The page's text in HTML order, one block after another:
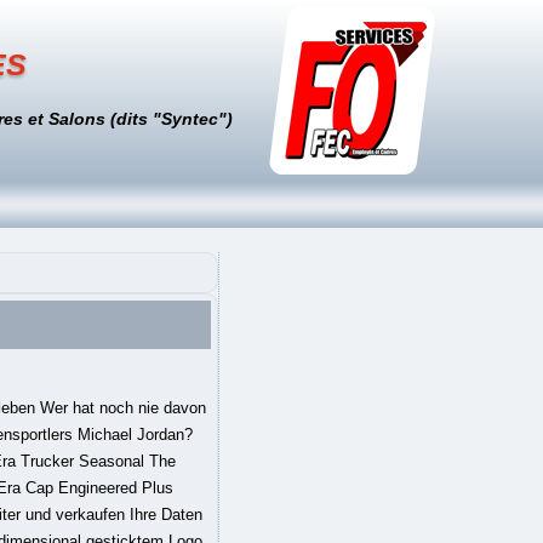
et Salons (dits "Syntec")
Size - Cap mit Stick.Johnny Urban Cap Herren & Damen Snapback Blau/Sand Dean Basecap aus Hochwertigem Ma...Nebelkind Snapback Cap Winkekatze Maneki-Neko Dollar Mintgrün Größenverstellbar Uni...New Era Trucker Mesh Cap im Bundle mit UD Bandana NY Yankees Red - 2833,New Era Cap Kappe Yankees mit UD Bandana 2771.Blackskies Snapback Cap Wildleder Camo Denim Schirm Flanell Unisex Premium Baseball...Aston Martin Red Bull Racing F1 Team Gear Cap Snapback 2018.JEEDA Baseballmütze Sport Hut Einstellbare Kappe Mütze Unisex Flat Brim Baseball Ca...CACUSS Herren Baumwolle Army Kappe Cadet Hat Military Flat Top Verstellbare Basebal...Snapback Caps Herren & Damen - Cap Berge, Mountain- Schwarzwald Cap, Black Forest C...Leoodo Herren Damen Military Army Stil Cap aus Baumwolle verstellbare Sonnen Kappe ...Um die Gesamtbewertung der Sterne und die prozentuale Aufschlüsselung nach Sternen zu berechnen, verwenden wir keinen einfachen Durchschnitt. Sie ist von guter qualität und sitzt wunderbar (vorausgesetzt man hat einen Kopfumfang von mind. Michael Jordan, Jerry Sloan und Scottie Pippen willkommen geheißen und so viele sportliche Leistungen erbracht, dass viele gerne ihr Logo tragen, um dem Team ihr Tribut zu zollen und zu zeigen, dass es im Bezug auf Sport und Stil nichts Besseres gibt als die Chicago Bulls. Man mehr direkt beim Auspacken das die Qualität eecht hochwertig ist, der Stoff ist auch recht dick. Wir verwenden Cookies und ähnliche Tools, um Ihr Einkaufserlebnis zu verbessern, um unsere Dienste anzubieten, um zu verstehen, wie die Kunden unsere Dienste nutzen, damit wir Verbesserungen vornehmen können, und um Werbung anzuzeigen. August 2019,Kein Prime Artikel und trotzdem schnelle Lieferung,Rezension aus Deutschland vom 11. also leute: es lohnt sich sie zu kaufen! 56cm. New Era - Casquette Fitted 39Thirty 12490131 Chicago Bulls Noir en livraison rapide et sécurisée sur LaBoutiqueOfficielle.com Casquette Chicago Bulls au meilleur prix sur Go-Sport.com – 24h/24 bénéficiez d’un large choix